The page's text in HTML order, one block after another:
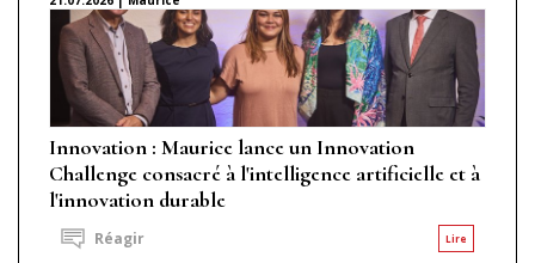
Innovation : Maurice lance un Innovation
Challenge consacré à l'intelligence artificielle et à
l'innovation durable
Lire
Réagir